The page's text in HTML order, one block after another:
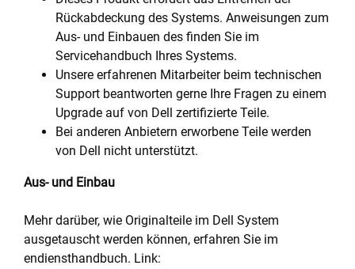
Rückabdeckung des Systems. Anweisungen zum
Aus- und Einbauen des finden Sie im
Servicehandbuch Ihres Systems.
Unsere erfahrenen Mitarbeiter beim technischen
Support beantworten gerne Ihre Fragen zu einem
Upgrade auf von Dell zertifizierte Teile.
Bei anderen Anbietern erworbene Teile werden
von Dell nicht unterstützt.
Aus- und Einbau
Mehr darüber, wie Originalteile im Dell System
ausgetauscht werden können, erfahren Sie im
endiensthandbuch. Link: